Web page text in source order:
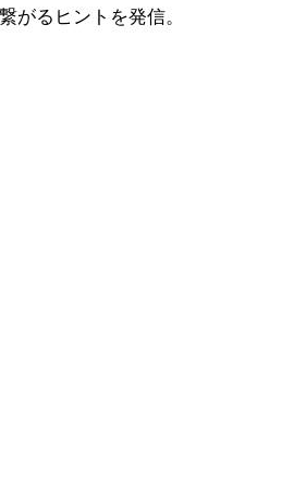
がるヒントを発信。